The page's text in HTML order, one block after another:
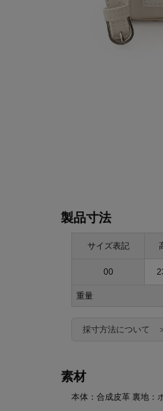
製品寸法
サイズ表記
00
重量
採寸方法について
素材
本体：合成皮革 裏地：